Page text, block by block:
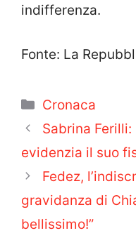
indifferenza.
Fonte: La
Categorie
Cronaca
Sabrina
evidenzia il suo
Fedez,
gravidanza di
bellissimo!”